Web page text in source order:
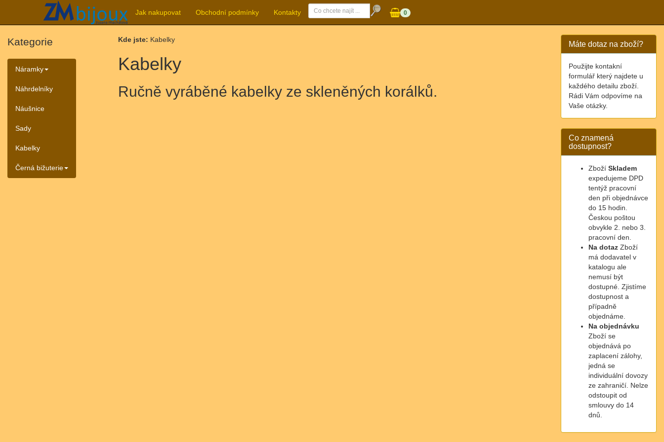
Jak nakupovat Obchodní podmínky Kontakty 0
Kategorie
Náramky
Náhrdelníky
Náušnice
Sady
Kabelky
Černá bižuterie
Kde jste: Kabelky
Kabelky
Ručně vyráběné kabelky ze skleněných korálků.
Máte dotaz na zboží?
Použijte kontakní
formulář který najdete u
každého detailu zboží.
Rádi Vám odpovíme na
Vaše otázky.
Co znamená
dostupnost?
Zboží Skladem
expedujeme DPD
tentýž pracovní
den při objednávce
do 15 hodin.
Českou poštou
obvykle 2. nebo 3.
pracovní den.
Na dotaz Zboží
má dodavatel v
katalogu ale
nemusí být
dostupné. Zjistíme
dostupnost a
případně
objednáme.
Na objednávku
Zboží se
objednává po
zaplacení zálohy,
jedná se
individuální dovozy
ze zahraničí. Nelze
odstoupit od
smlouvy do 14
dnů.